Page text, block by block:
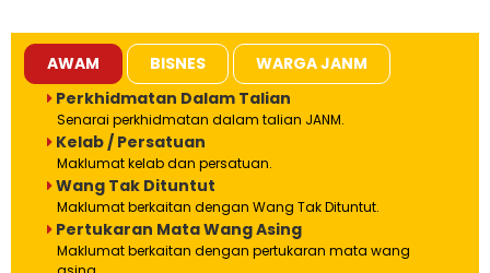
AWAM BISNES
WARGA JANM
Perkhidmatan Dalam Talian
Senarai perkhidmatan dalam talian JANM.
Kelab / Persatuan
Maklumat kelab dan persatuan.
Wang Tak Dituntut
Maklumat berkaitan dengan Wang Tak Dituntut.
Pertukaran Mata Wang Asing
Maklumat berkaitan dengan pertukaran mata wang